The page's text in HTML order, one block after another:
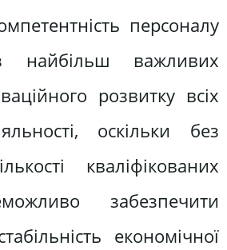
персоналу
важливих
розвитку всіх
оскільки без
кваліфікованих
забезпечити
економічної